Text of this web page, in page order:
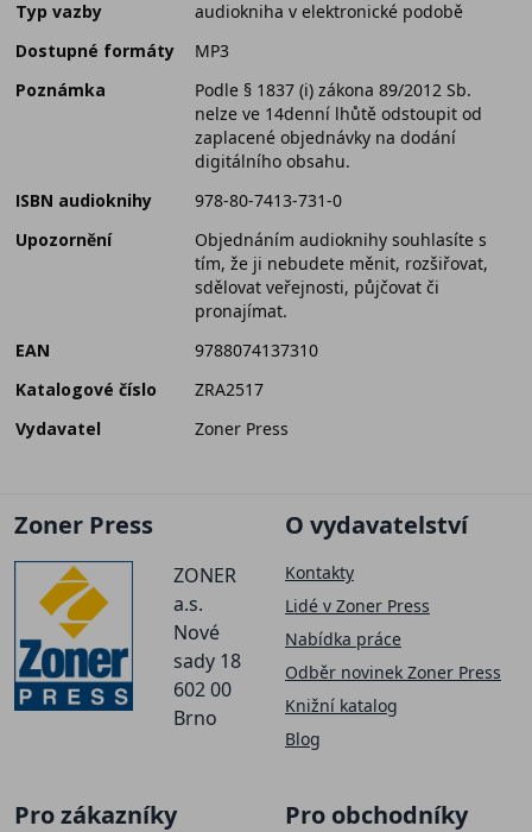
Typ vazby
audiokniha v elektronické podobě
Dostupné formáty
MP3
Poznámka
Podle § 1837 (i) zákona 89/2012 Sb.
nelze ve 14denní lhůtě odstoupit od
zaplacené objednávky na dodání
digitálního obsahu.
ISBN audioknihy
978-80-7413-731-0
Upozornění
Objednáním audioknihy souhlasíte s
tím, že ji nebudete měnit, rozšiřovat,
sdělovat veřejnosti, půjčovat či
pronajímat.
EAN
9788074137310
Katalogové číslo
ZRA2517
Vydavatel
Zoner Press
Zoner Press
ZONER
a.s.
Nové
sady 18
602 00
Brno
O vydavatelství
Kontakty
Lidé v Zoner Press
Nabídka práce
Odběr novinek Zoner Press
Knižní katalog
Blog
Pro zákazníky Pro obchodníky